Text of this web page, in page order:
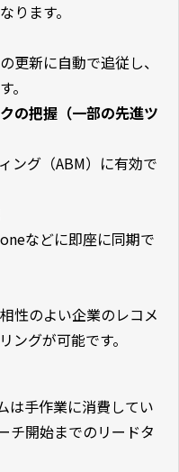
ります。
更新に自動で追従し、
。
の把握（一部の先進ツ
ング（ABM）に有効で
などに即座に同期で
性のよい企業のレコメ
ングが可能です。
は手作業に消費してい
チ開始までのリードタ